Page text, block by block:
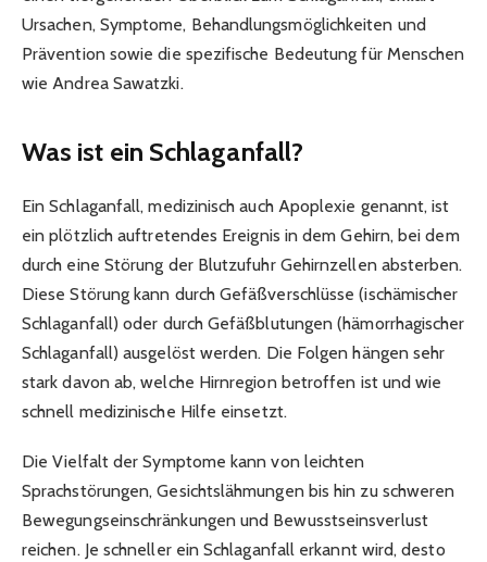
Ursachen, Symptome, Behandlungsmöglichkeiten und
Prävention sowie die spezifische Bedeutung für Menschen
wie Andrea Sawatzki.
Was ist ein Schlaganfall?
Ein Schlaganfall, medizinisch auch Apoplexie genannt, ist
ein plötzlich auftretendes Ereignis in dem Gehirn, bei dem
durch eine Störung der Blutzufuhr Gehirnzellen absterben.
Diese Störung kann durch Gefäßverschlüsse (ischämischer
Schlaganfall) oder durch Gefäßblutungen (hämorrhagischer
Schlaganfall) ausgelöst werden. Die Folgen hängen sehr
stark davon ab, welche Hirnregion betroffen ist und wie
schnell medizinische Hilfe einsetzt.
Die Vielfalt der Symptome kann von leichten
Sprachstörungen, Gesichtslähmungen bis hin zu schweren
Bewegungseinschränkungen und Bewusstseinsverlust
reichen. Je schneller ein Schlaganfall erkannt wird, desto